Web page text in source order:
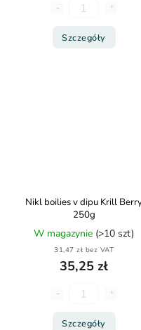
Szczegóły
Nikl boilies v dipu Krill
250g
W magazynie (>10 szt)
31,47 zł bez VAT
35,25 zł
Szczegóły